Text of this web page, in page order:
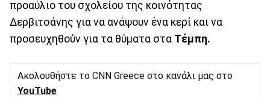
προαύλιο του σχολείου της κοινότητας
Δερβιτσάνης για να ανάψουν ένα κερί και να
προσευχηθούν για τα θύματα στα Τέμπη.
Ακολουθήστε το CNN Greece στο κανάλι μας στο
YouTube